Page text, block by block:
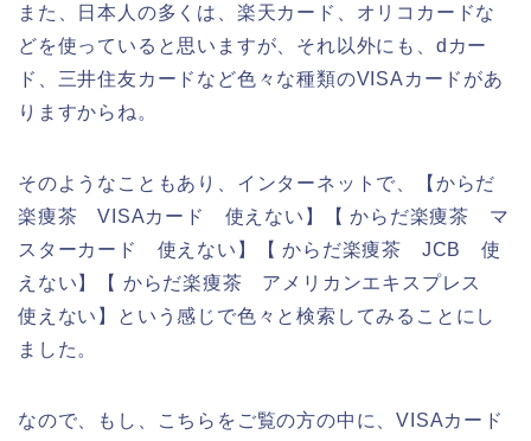
また、日本人の多くは、楽天カード、オリコカードな
どを使っていると思いますが、それ以外にも、dカー
ド、三井住友カードなど色々な種類のVISAカードがあ
りますからね。
そのようなこともあり、インターネットで、【からだ
楽痩茶 VISAカード 使えない】【 からだ楽痩茶 マ
スターカード 使えない】【 からだ楽痩茶 JCB 使
えない】【 からだ楽痩茶 アメリカンエキスプレス
使えない】という感じで色々と検索してみることにし
ました。
なので、もし、こちらをご覧の方の中に、VISAカード